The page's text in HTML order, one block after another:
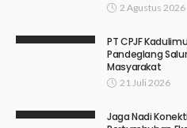
2 Agustus 2026
PT CPJF
Pandeglang
Masyarakat
21 Juli 2026
Jaga Nadi